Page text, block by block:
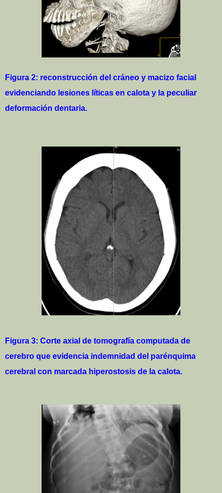
Figura 2: reconstrucción del cráneo y macizo facial
evidenciando lesiones líticas en calota y la peculiar
deformación dentaria.
Figura 3: Corte axial de tomografía computada de
cerebro que evidencia indemnidad del parénquima
cerebral con marcada hiperostosis de la calota.